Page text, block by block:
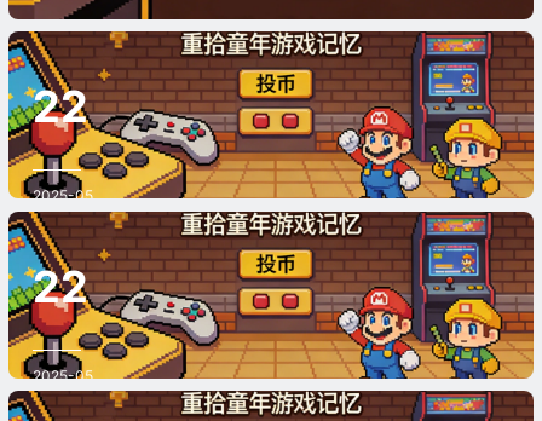
22
2025-05
《拳皇DIY版（可选200人）》游戏
截图
22
2025-05
《拳皇BOSS大战》游戏截图